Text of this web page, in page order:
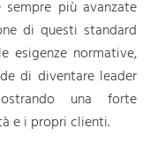
più avanzate
di questi standard
esigenze normative,
di diventare leader
una forte
e i propri clienti.